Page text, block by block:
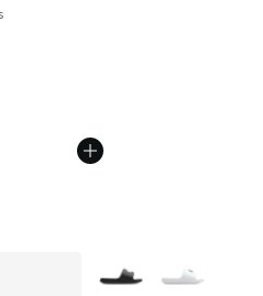
Preis ist von € 44,99 auf €
Weitere Farben